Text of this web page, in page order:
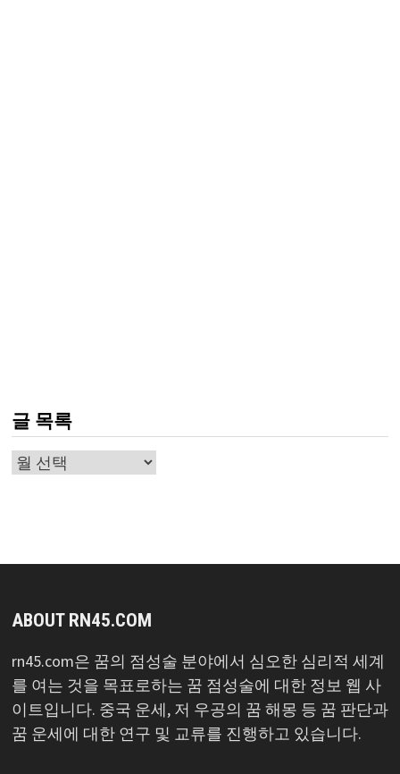
글 목록
글
ABOUT RN45.COM
rn45.com은 꿈의 점성술 분야에서 심오한 심리적 세계
를 여는 것을 목표로하는 꿈 점성술에 대한 정보 웹 사
이트입니다. 중국 운세, 저 우공의 꿈 해몽 등 꿈 판단과
꿈 운세에 대한 연구 및 교류를 진행하고 있습니다.